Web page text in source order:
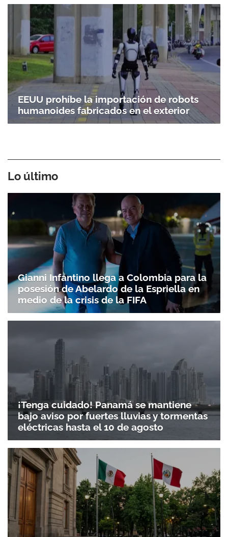
Gracias por suscribirte a nuestro boletín.
ACEPTAR
EEUU prohíbe la importación de robots
humanoides fabricados en el exterior
Lo último
Gianni Infantino llega a Colombia para la
posesión de Abelardo de la Espriella en
medio de la crisis de la FIFA
¡Tenga cuidado! Panamá se mantiene
bajo aviso por fuertes lluvias y tormentas
eléctricas hasta el 10 de agosto